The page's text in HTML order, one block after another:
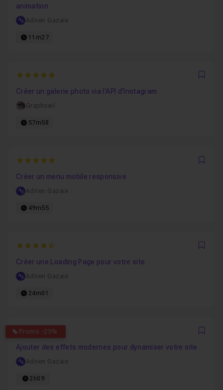
animation
Adrien Gazaix
11m27
5
Créer un galerie photo via l'API d'Instagram
Graphoeil
57m58
5
Créer un menu mobile responsive
Adrien Gazaix
49m55
4.6666666666667
Créer une Loading Page pour votre site
Adrien Gazaix
24m01
Promo -23%
5
Ajouter des effets modernes pour dynamiser votre site
Adrien Gazaix
2h09